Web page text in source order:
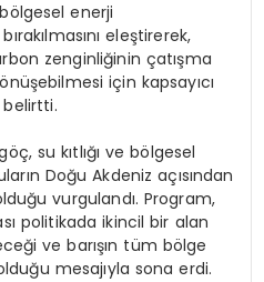
enerji
eleştirerek,
zenginliğinin çatışma
için kapsayıcı
su kıtlığı ve bölgesel
Doğu Akdeniz açısından
vurgulandı. Program,
politikada ikincil bir alan
ve barışın tüm bölge
mesajıyla sona erdi.